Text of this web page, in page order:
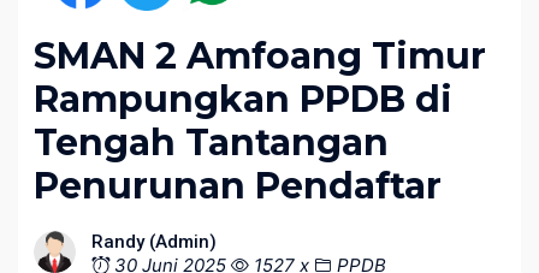
SMAN 2 Amfoang Timur
Rampungkan PPDB di
Tengah Tantangan
Penurunan Pendaftar
Randy (Admin)
30 Juni 2025 1527 x PPDB